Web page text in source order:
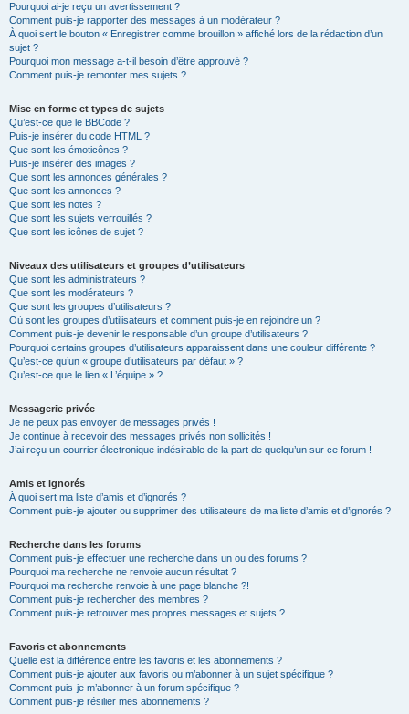
Pourquoi ai-je reçu un avertissement ?
Comment puis-je rapporter des messages à un modérateur ?
À quoi sert le bouton « Enregistrer comme brouillon » affiché lors de la rédaction d’un
sujet ?
Pourquoi mon message a-t-il besoin d’être approuvé ?
Comment puis-je remonter mes sujets ?
Mise en forme et types de sujets
Qu’est-ce que le BBCode ?
Puis-je insérer du code HTML ?
Que sont les émoticônes ?
Puis-je insérer des images ?
Que sont les annonces générales ?
Que sont les annonces ?
Que sont les notes ?
Que sont les sujets verrouillés ?
Que sont les icônes de sujet ?
Niveaux des utilisateurs et groupes d’utilisateurs
Que sont les administrateurs ?
Que sont les modérateurs ?
Que sont les groupes d’utilisateurs ?
Où sont les groupes d’utilisateurs et comment puis-je en rejoindre un ?
Comment puis-je devenir le responsable d’un groupe d’utilisateurs ?
Pourquoi certains groupes d’utilisateurs apparaissent dans une couleur différente ?
Qu’est-ce qu’un « groupe d’utilisateurs par défaut » ?
Qu’est-ce que le lien « L’équipe » ?
Messagerie privée
Je ne peux pas envoyer de messages privés !
Je continue à recevoir des messages privés non sollicités !
J’ai reçu un courrier électronique indésirable de la part de quelqu’un sur ce forum !
Amis et ignorés
À quoi sert ma liste d’amis et d’ignorés ?
Comment puis-je ajouter ou supprimer des utilisateurs de ma liste d’amis et d’ignorés ?
Recherche dans les forums
Comment puis-je effectuer une recherche dans un ou des forums ?
Pourquoi ma recherche ne renvoie aucun résultat ?
Pourquoi ma recherche renvoie à une page blanche ?!
Comment puis-je rechercher des membres ?
Comment puis-je retrouver mes propres messages et sujets ?
Favoris et abonnements
Quelle est la différence entre les favoris et les abonnements ?
Comment puis-je ajouter aux favoris ou m’abonner à un sujet spécifique ?
Comment puis-je m’abonner à un forum spécifique ?
Comment puis-je résilier mes abonnements ?